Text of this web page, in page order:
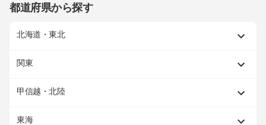
都道府県から探す
北海道・東北
関東
甲信越・北陸
東海